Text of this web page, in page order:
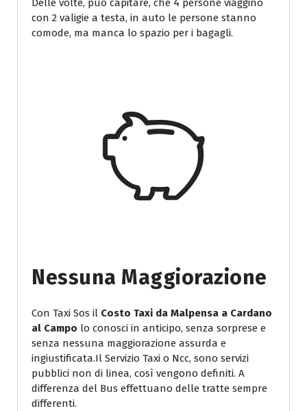
Delle volte, può capitare, che 4 persone viaggino
con 2 valigie a testa, in auto le persone stanno
comode, ma manca lo spazio per i bagagli.
Nessuna Maggiorazione
Con Taxi Sos il Costo Taxi da Malpensa a Cardano
al Campo lo conosci in anticipo, senza sorprese e
senza nessuna maggiorazione assurda e
ingiustificata.Il Servizio Taxi o Ncc, sono servizi
pubblici non di linea, così vengono definiti. A
differenza del Bus effettuano delle tratte sempre
differenti.